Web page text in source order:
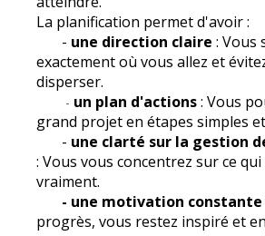
La planification permet d'avoir :
- une direction claire : Vous
exactement où vous allez et
disperser.
- un plan d'actions: Vous
grand projet en étapes simples
- une clarté sur la gestion
: Vous vous concentrez sur ce
vraiment.
- une motivation constante
progrès, vous restez inspiré et